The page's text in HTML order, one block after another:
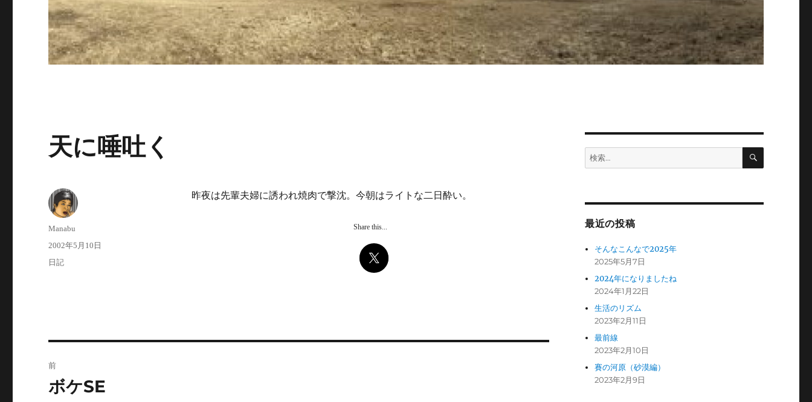
天に唾吐く
昨夜は先輩夫婦に誘われ焼肉で撃沈。今朝はライトな二日酔い。
Share this...
投
稿
Manabu
投
稿
2002年5月10日
カ
日記
稿
前
前
ボケSE
検
索:
検
最近の投稿
そんなこんなで2025年
2025年5月7日
2024年になりましたね
2024年1月22日
生活のリズム
2023年2月11日
最前線
2023年2月10日
賽の河原（砂漠編）
2023年2月9日